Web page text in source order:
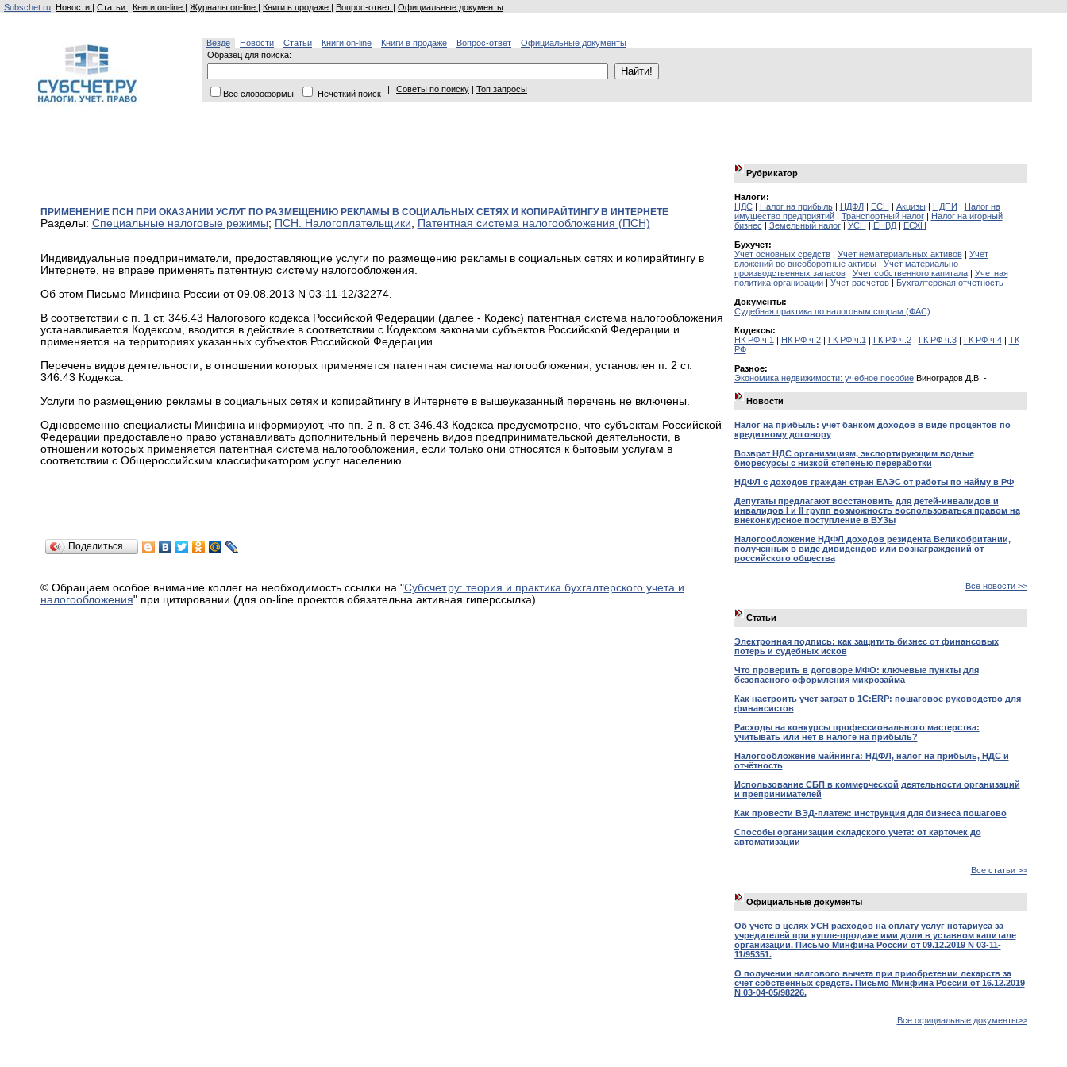
Subschet.ru: Новости | Статьи | Книги on-line | Журналы on-line | Книги в продаже | Вопрос-ответ | Официальные документы
Везде Новости Статьи Книги on-line Книги в продаже Вопрос-ответ
Официальные документы
Образец для поиска:
Все словоформы Нечеткий поиск | Советы по поиску | Топ запросы
ПРИМЕНЕНИЕ ПСН ПРИ ОКАЗАНИИ УСЛУГ ПО РАЗМЕЩЕНИЮ РЕКЛАМЫ В СОЦИАЛЬНЫХ СЕТЯХ И КОПИРАЙТИНГУ В ИНТЕРНЕТЕ
Разделы: Специальные налоговые режимы; ПСН. Налогоплательщики, Патентная система налогообложения (ПСН)
Индивидуальные предприниматели, предоставляющие услуги по размещению рекламы в социальных сетях и копирайтингу в
Интернете, не вправе применять патентную систему налогообложения.
Об этом Письмо Минфина России от 09.08.2013 N 03-11-12/32274.
В соответствии с п. 1 ст. 346.43 Налогового кодекса Российской Федерации (далее - Кодекс) патентная система налогообложения
устанавливается Кодексом, вводится в действие в соответствии с Кодексом законами субъектов Российской Федерации и
применяется на территориях указанных субъектов Российской Федерации.
Перечень видов деятельности, в отношении которых применяется патентная система налогообложения, установлен п. 2 ст.
346.43 Кодекса.
Услуги по размещению рекламы в социальных сетях и копирайтингу в Интернете в вышеуказанный перечень не включены.
Одновременно специалисты Минфина информируют, что пп. 2 п. 8 ст. 346.43 Кодекса предусмотрено, что субъектам Российской
Федерации предоставлено право устанавливать дополнительный перечень видов предпринимательской деятельности, в
отношении которых применяется патентная система налогообложения, если только они относятся к бытовым услугам в
соответствии с Общероссийским классификатором услуг населению.
Поделиться…
© Обращаем особое внимание коллег на необходимость ссылки на "Субсчет.ру: теория и практика бухгалтерского учета и
налогообложения" при цитировании (для on-line проектов обязательна активная гиперссылка)
Рубрикатор
Налоги:
НДС| Налог на прибыль| НДФЛ| ЕСН | Акцизы| НДПИ | Налог на
имущество предприятий| Транспортный налог| Налог на игорный
бизнес | Земельный налог| УСН | ЕНВД| ЕСХН
Бухучет:
Учет основных средств| Учет нематериальных активов| Учет
вложений во внеоборотные активы| Учет материально-
производственных запасов| Учет собственного капитала| Учетная
политика организации| Учет расчетов| Бухгалтерская отчетность
Документы:
Судебная практика по налоговым спорам (ФАС)
Кодексы:
НК РФ ч.1 | НК РФ ч.2| ГК РФ ч.1 | ГК РФ ч.2| ГК РФ ч.3| ГК РФ ч.4| ТК
РФ
Разное:
Экономика недвижимости: учебное пособиеВиноградов Д.В| -
Новости
Налог на прибыль: учет банком доходов в виде процентов по
кредитному договору
Возврат НДС организациям, экспортирующим водные
биоресурсы с низкой степенью переработки
НДФЛ с доходов граждан стран ЕАЭС от работы по найму в РФ
Депутаты предлагают восстановить для детей-инвалидов и
инвалидов I и II групп возможность воспользоваться правом на
внеконкурсное поступление в ВУЗы
Налогообложение НДФЛ доходов резидента Великобритании,
полученных в виде дивидендов или вознаграждений от
российского общества
Все новости >>
Статьи
Электронная подпись: как защитить бизнес от финансовых
потерь и судебных исков
Что проверить в договоре МФО: ключевые пункты для
безопасного оформления микрозайма
Как настроить учет затрат в 1С:ERP: пошаговое руководство для
финансистов
Расходы на конкурсы профессионального мастерства:
учитывать или нет в налоге на прибыль?
Налогообложение майнинга: НДФЛ, налог на прибыль, НДС и
отчётность
Использование СБП в коммерческой деятельности организаций
и препринимателей
Как провести ВЭД-платеж: инструкция для бизнеса пошагово
Способы организации складского учета: от карточек до
автоматизации
Все статьи >>
Официальные документы
Об учете в целях УСН расходов на оплату услуг нотариуса за
учредителей при купле-продаже ими доли в уставном капитале
организации. Письмо Минфина России от 09.12.2019 N 03-11-
11/95351.
О получении налгового вычета при приобретении лекарств за
счет собственных средств. Письмо Минфина России от 16.12.2019
N 03-04-05/98226.
Все официальные документы>>